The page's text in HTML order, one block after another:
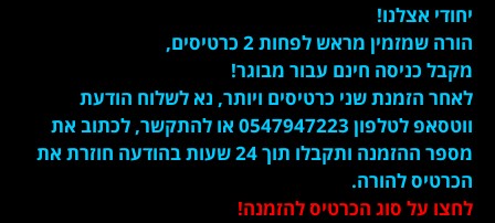
יחודי אצלנו!
הורה שמזמין מראש לפחות 2 כרטיסים,
מקבל כניסה חינם עבור מבוגר!
לאחר הזמנת שני כרטיסים ויותר, נא לשלוח הודעת
ווטסאפ לטלפון 0547947223 או להתקשר, לכתוב את
מספר ההזמנה ותקבלו תוך 24 שעות בהודעה חוזרת את
הכרטיס להורה.
לחצו על סוג הכרטיס להזמנה!